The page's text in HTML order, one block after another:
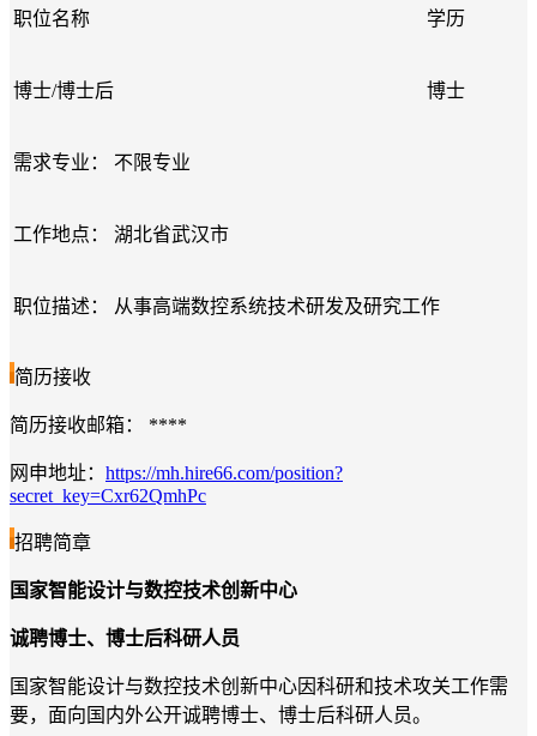
职位名称 学历
博士/博士后 博士
需求专业： 不限专业
工作地点： 湖北省武汉市
职位描述： 从事高端数控系统技术研发及研究工作
简历接收
简历接收邮箱： ****
网申地址： https://mh.hire66.com/position?
secret_key=Cxr62QmhPc
招聘简章
国家智能设计与数控技术创新中心
诚聘博士、博士后科研人员
国家智能设计与数控技术创新中心因科研和技术攻关工作需
要，面向国内外公开诚聘博士、博士后科研人员。